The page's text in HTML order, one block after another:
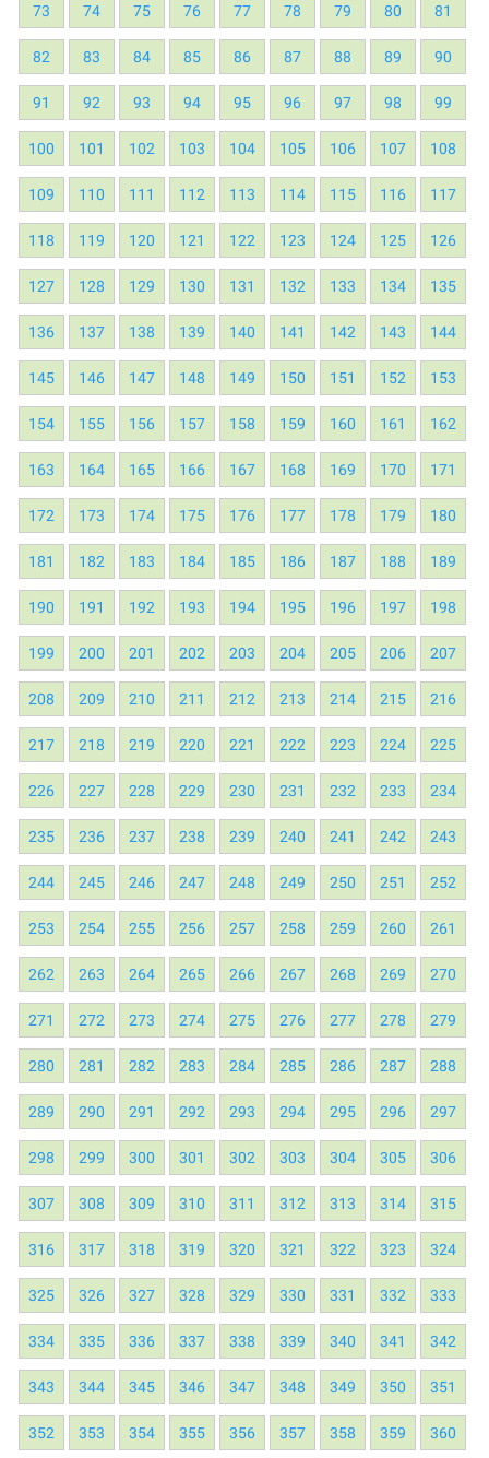
73 74 75 76 77 78 79 80 81
82 83 84 85 86 87 88 89 90
91 92 93 94 95 96 97 98 99
100 101 102 103 104 105 106 107 108
109 110 111 112 113 114 115 116 117
118 119 120 121 122 123 124 125 126
127 128 129 130 131 132 133 134 135
136 137 138 139 140 141 142 143 144
145 146 147 148 149 150 151 152 153
154 155 156 157 158 159 160 161 162
163 164 165 166 167 168 169 170 171
172 173 174 175 176 177 178 179 180
181 182 183 184 185 186 187 188 189
190 191 192 193 194 195 196 197 198
199 200 201 202 203 204 205 206 207
208 209 210 211 212 213 214 215 216
217 218 219 220 221 222 223 224 225
226 227 228 229 230 231 232 233 234
235 236 237 238 239 240 241 242 243
244 245 246 247 248 249 250 251 252
253 254 255 256 257 258 259 260 261
262 263 264 265 266 267 268 269 270
271 272 273 274 275 276 277 278 279
280 281 282 283 284 285 286 287 288
289 290 291 292 293 294 295 296 297
298 299 300 301 302 303 304 305 306
307 308 309 310 311 312 313 314 315
316 317 318 319 320 321 322 323 324
325 326 327 328 329 330 331 332 333
334 335 336 337 338 339 340 341 342
343 344 345 346 347 348 349 350 351
352 353 354 355 356 357 358 359 360